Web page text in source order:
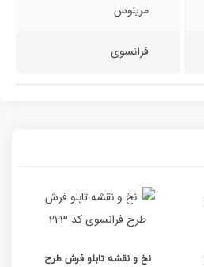
مرینوس
فرانسوی
نخ و نقشه تابلو فرش طرح